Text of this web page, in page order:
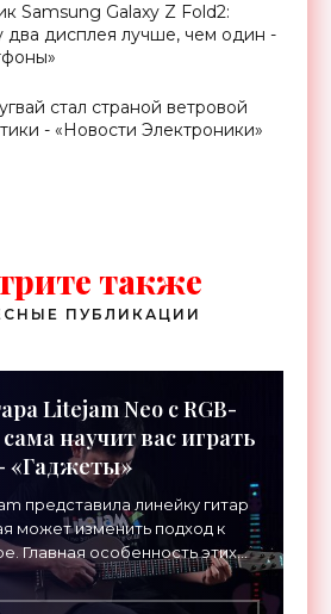
Samsung Galaxy Z Fold2:
два дисплея лучше, чем один -
стал страной ветровой
- «Новости Электроники»
также
ПУБЛИКАЦИИ
Litejam Neo с RGB-
научит вас играть
«Гаджеты»
представила линейку гитар
может изменить подход к
Главная особенность этих
– встроенная RGB-подсветка
Светодиоды